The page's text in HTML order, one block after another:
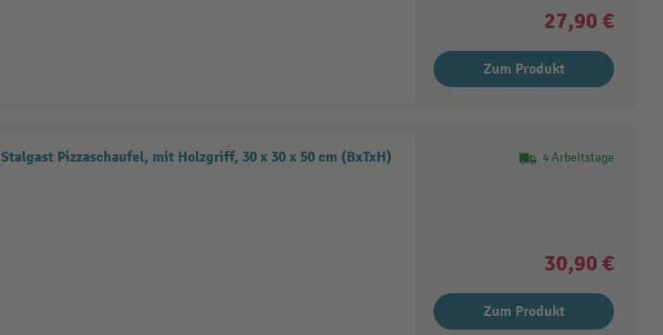
27,90 €
Zum Produkt
Stalgast Pizzaschaufel, mit Holzgriff, 30 x 30 x 50 cm (BxTxH) 4 Arbeitstage
30,90 €
Zum Produkt